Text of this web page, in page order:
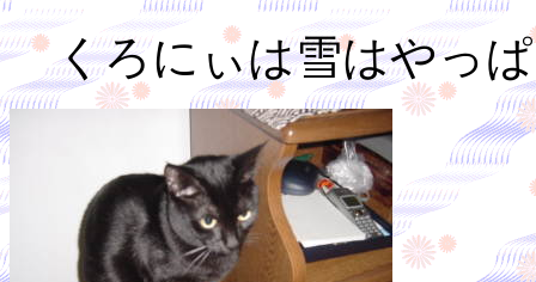
くろにぃは雪はやっぱ